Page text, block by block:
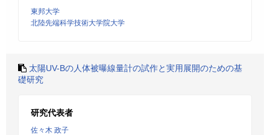
東邦大学
北陸先端科学技術大学院大学
太陽UV-Bの人体被曝線量計の試作と実用展開のための基
礎研究
研究代表者
佐々木 政子